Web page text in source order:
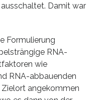
Damit war
Formulierung
RNA-
wie
RNA-abbauenden
angekommen